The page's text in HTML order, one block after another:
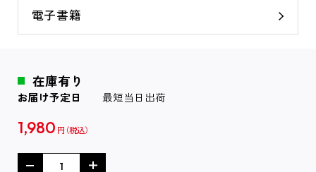
電子書籍
在庫有り
お届け予定日 最短当日出荷
1,980 円